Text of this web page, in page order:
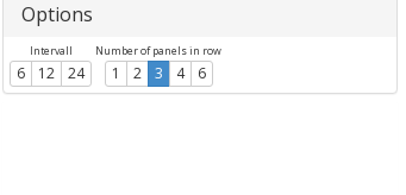
Options
Intervall
6 12 24
Number of panels in row
1 2 3 4 6